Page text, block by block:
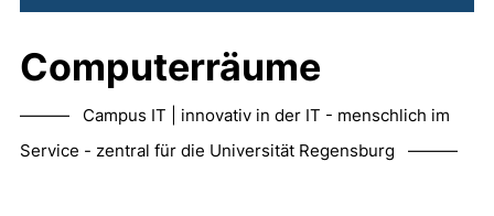
Computerräume
——— Campus IT | innovativ in der IT - menschlich im
Service - zentral für die Universität Regensburg ———